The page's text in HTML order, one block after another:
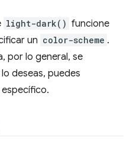
light-dark() funcione
un color-scheme .
por lo general, se
deseas, puedes